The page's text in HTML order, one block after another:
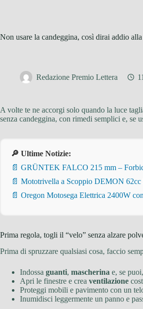
Non usare la candeggina, così dirai addio
Redazione Premio Lettera
A volte te ne accorgi solo quando la luce
senza candeggina, con rimedi semplici e, se
🔎 Ultime Notizie:
📄 GRÜNTEK FALCO 215 mm –
📄 Mototrivella a Scoppio DEMON
📄 Oregon Motosega Elettrica 2400W
Prima regola, togli il “velo” senza alzare
Prima di spruzzare qualsiasi cosa, faccio
Indossa guanti, mascherina e, se puoi,
Apri le finestre e crea ventilazione
Proteggi mobili e pavimento con un
Inumidisci leggermente un panno e